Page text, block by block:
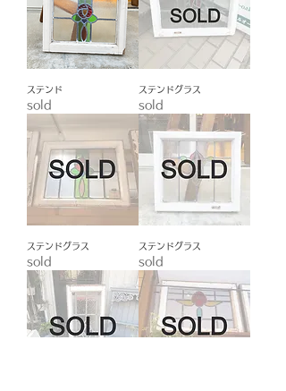
ステンド
sold
ステンドグラス
sold
ステンドグラス
sold
ステンドグラス
sold